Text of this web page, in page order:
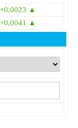
+0,0023 ▲
+0,0041 ▲